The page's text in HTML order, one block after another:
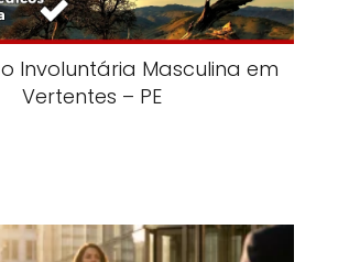
Involuntária Masculina em
Vertentes – PE